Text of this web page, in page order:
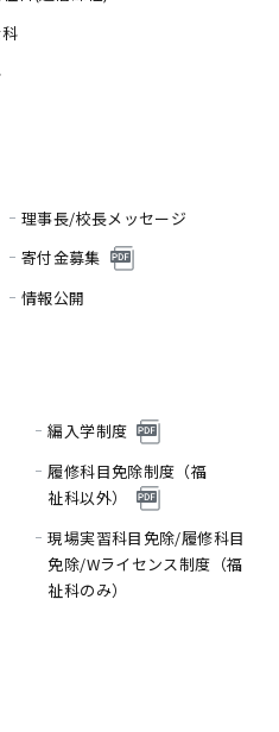
理事長/校長メッセージ
寄付金募集
情報公開
編入学制度
履修科目免除制度（福
祉科以外）
現場実習科目免除/履修科目
免除/Wライセンス制度（福
祉科のみ）